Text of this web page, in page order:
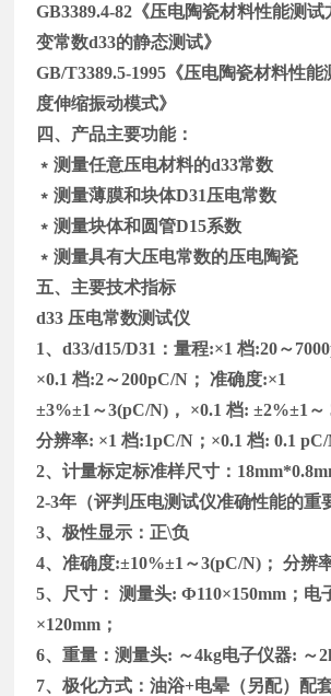
GB3389.4-82 《压电陶瓷材料性能测
变常数d33的静态测试》
GB/T3389.5-1995 《压电陶瓷材料性
度伸缩振动模式》
四、产品主要功能：
﹡测量任意压电材料的d33常数
﹡测量薄膜和块体D31压电常数
﹡测量块体和圆管D15系数
﹡测量具有大压电常数的压电陶瓷
五、主要技术指标
d33 压电常数测试仪
1、d33/d15/D31 ：量程:×1档:20～
×0.1档:2～200pC/N ； 准确度:×1
±3%±1 ～3(pC/N) ， ×0.1档:±2%±1 ～
分辨率: ×1档:1pC/N ；×0.1档: 0.1
2、计量标定标准样尺寸：
2-3年（评判压电测试仪准确性能的重
3、极性显示：正\负
4、准确度:±10%±1 ～3(pC/N) ； 分辨
5、尺寸： 测量头:Ф110×150mm ；电
×120mm ；
6、重量：测量头: ～4kg电子仪器: ～
7、极化方式：油浴+电晕（另配）配